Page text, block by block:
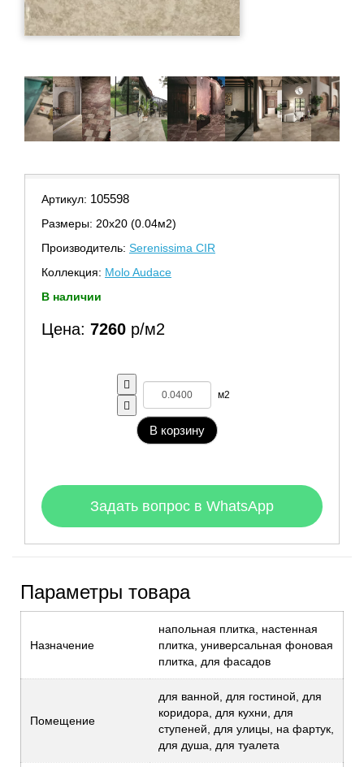
Артикул: 105598
Размеры: 20х20 (0.04м2)
Производитель: Serenissima CIR
Коллекция: Molo Audace
В наличии
Цена: 7260 р/м2
м2
В корзину
Задать вопрос в WhatsApp
Параметры товара
Назначение
напольная плитка, настенная
плитка, универсальная фоновая
плитка, для фасадов
Помещение
для ванной, для гостиной, для
коридора, для кухни, для
ступеней, для улицы, на фартук,
для душа, для туалета